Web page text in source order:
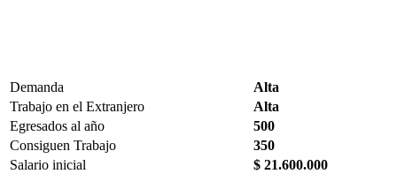
Demanda
Alta
Trabajo en el Extranjero
Alta
Egresados al año
500
Consiguen Trabajo
350
Salario inicial
$ 21.600.000